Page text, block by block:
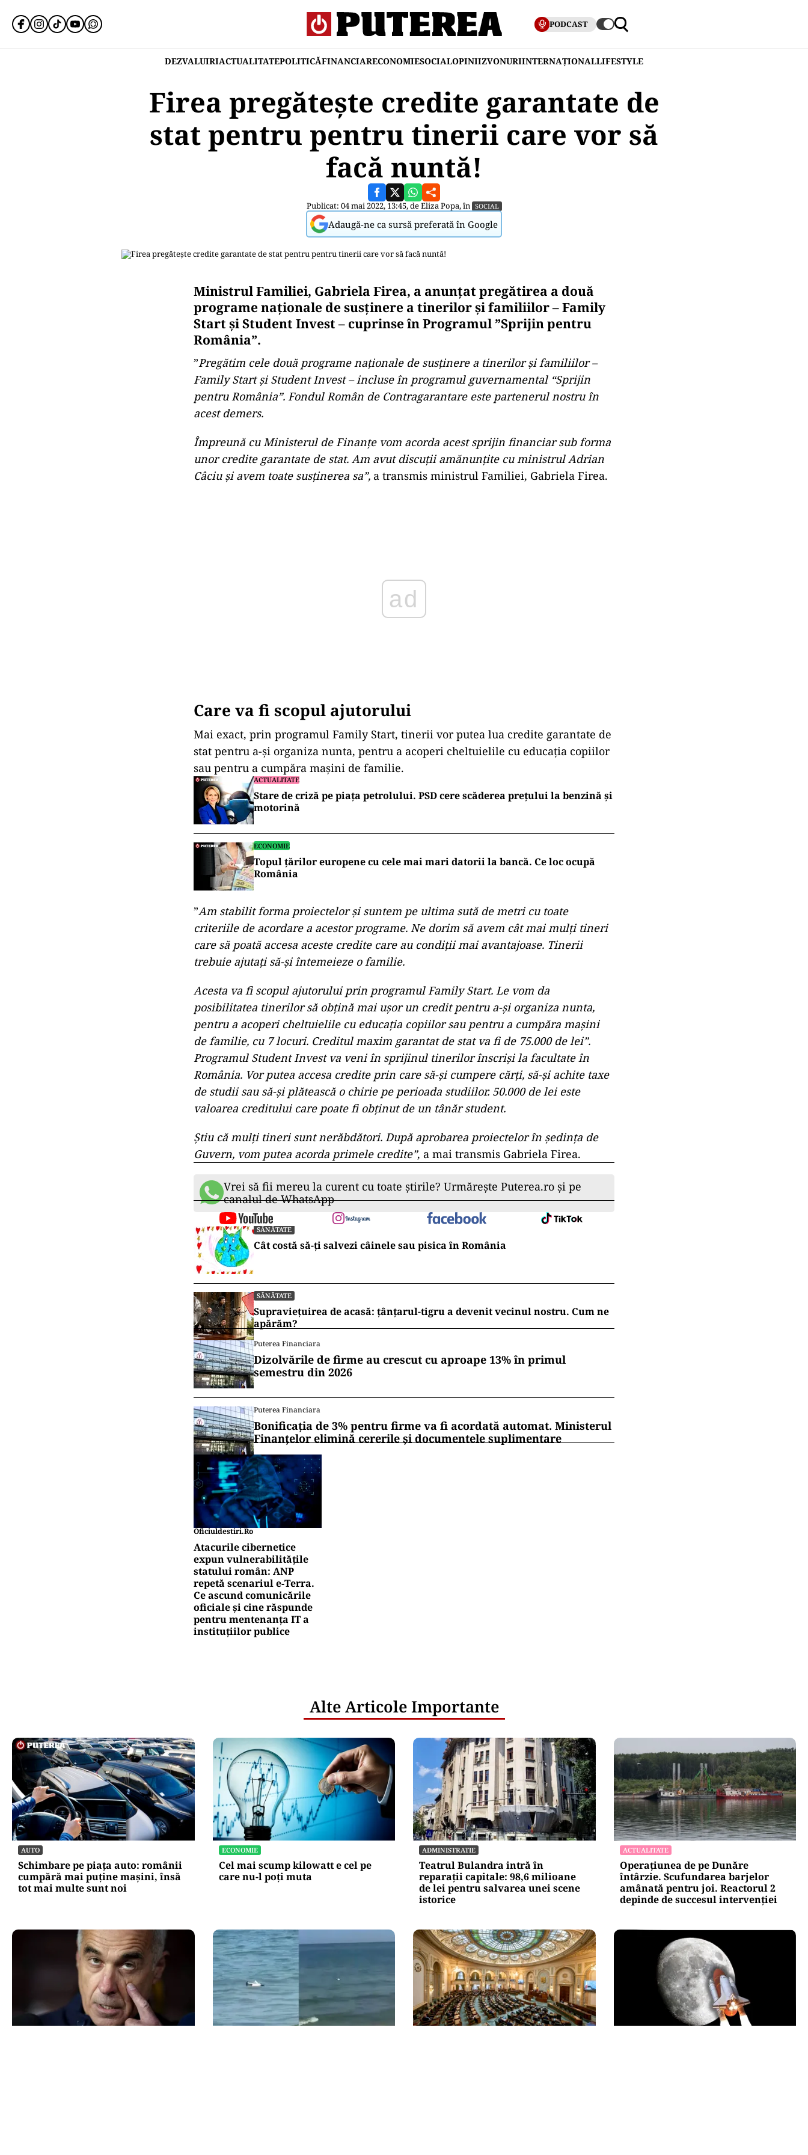
PODCAST
DEZVALUIRIACTUALITATEPOLITICĂFINANCIARECONOMIESOCIALOPINIIZVONURIINTERNAȚIONALLIFESTYLE
Firea pregătește credite garantate de
stat pentru pentru tinerii care vor să
facă nuntă!
Publicat: 04 mai 2022, 13:45, deEliza Popa, în SOCIAL
Adaugă-ne ca sursă preferată în Google
Ministrul Familiei, Gabriela Firea, a anunțat pregătirea a două
programe naţionale de susţinere a tinerilor şi familiilor – Family
Start şi Student Invest – cuprinse în Programul ”Sprijin pentru
România”.
”Pregătim cele două programe naţionale de susţinere a tinerilor şi familiilor –
Family Start şi Student Invest – incluse în programul guvernamental “Sprijin
pentru România”. Fondul Român de Contragarantare este partenerul nostru în
acest demers.
Împreună cu Ministerul de Finanţe vom acorda acest sprijin financiar sub forma
unor credite garantate de stat. Am avut discuţii amănunţite cu ministrul Adrian
Câciu şi avem toate susţinerea sa”, a transmis ministrul Familiei, Gabriela Firea.
Care va fi scopul ajutorului
Mai exact, prin programul Family Start, tinerii vor putea lua credite garantate de
stat pentru a-şi organiza nunta, pentru a acoperi cheltuielile cu educaţia copiilor
sau pentru a cumpăra maşini de familie.
ACTUALITATE
Stare de criză pe piața petrolului. PSD cere scăderea prețului la benzină și
motorină
ECONOMIE
Topul țărilor europene cu cele mai mari datorii la bancă. Ce loc ocupă
România
”Am stabilit forma proiectelor şi suntem pe ultima sută de metri cu toate
criteriile de acordare a acestor programe. Ne dorim să avem cât mai mulţi tineri
care să poată accesa aceste credite care au condiţii mai avantajoase.‍ Tinerii
trebuie ajutaţi să-şi întemeieze o familie.
Acesta va fi scopul ajutorului prin programul Family Start. Le vom da
posibilitatea tinerilor să obţină mai uşor un credit pentru a-şi organiza nunta,
pentru a acoperi cheltuielile cu educaţia copiilor sau pentru a cumpăra maşini
de familie, cu 7 locuri. Creditul maxim garantat de stat va fi de 75.000 de lei”.
Programul Student Invest va veni în sprijinul tinerilor înscrişi la facultate în
România. Vor putea accesa credite prin care să-şi cumpere cărţi, să-şi achite taxe
de studii sau să-şi plătească o chirie pe perioada studiilor. 50.000 de lei este
valoarea creditului care poate fi obţinut de un tânăr student.
Ştiu că mulţi tineri sunt nerăbdători. După aprobarea proiectelor în şedinţa de
Guvern, vom putea acorda primele credite”, a mai transmis Gabriela Firea.
Vrei să fii mereu la curent cu toate știrile? Urmărește Puterea.ro și pe
canalul de WhatsApp
SĂNĂTATE
Cât costă să-ți salvezi câinele sau pisica în România
SĂNĂTATE
Supraviețuirea de acasă: țânțarul-tigru a devenit vecinul nostru. Cum ne
apărăm?
Puterea Financiara
Dizolvările de firme au crescut cu aproape 13% în primul
semestru din 2026
Puterea Financiara
Bonificația de 3% pentru firme va fi acordată automat. Ministerul
Finanțelor elimină cererile și documentele suplimentare
Oficiuldestiri.ro
Atacurile cibernetice
expun vulnerabilitățile
statului român: ANP
repetă scenariul e‑Terra.
Ce ascund comunicările
oficiale și cine răspunde
pentru mentenanța IT a
instituțiilor publice
Alte Articole Importante
AUTO
Schimbare pe piața auto: românii
cumpără mai puține mașini, însă
tot mai multe sunt noi
ECONOMIE
Cel mai scump kilowatt e cel pe
care nu-l poți muta
ADMINISTRATIE
Teatrul Bulandra intră în
reparații capitale: 98,6 milioane
de lei pentru salvarea unei scene
istorice
ACTUALITATE
Operațiunea de pe Dunăre
întârzie. Scufundarea barjelor
amânată pentru joi. Reactorul 2
depinde de succesul intervenției